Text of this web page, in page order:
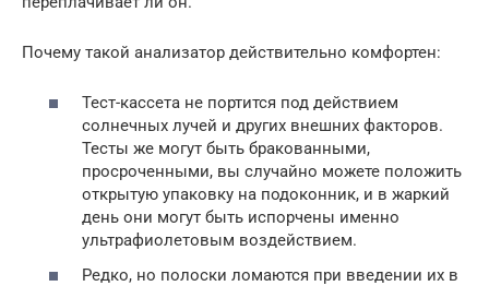
Почему такой анализатор действительно комфортен:
Тест-кассета не портится под действием
солнечных лучей и других внешних факторов.
Тесты же могут быть бракованными,
просроченными, вы случайно можете положить
открытую упаковку на подоконник, и в жаркий
день они могут быть испорчены именно
ультрафиолетовым воздействием.
Редко, но полоски ломаются при введении их в